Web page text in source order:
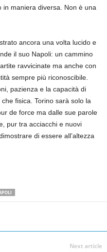
maniera diversa. Non è una
ancora una volta lucido e
il suo Napoli: un cammino
ravvicinate ma anche con
sempre più riconoscibile.
pazienza e la capacità di
fisica. Torino sarà solo la
de force ma dalle sue parole
pur tra acciacchi e nuovi
di essere all’altezza
Next article